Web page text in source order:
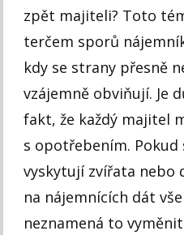
zpět majiteli? Toto
terčem sporů
kdy se strany přesně
vzájemně obviňují. Je
fakt, že každý majitel
s opotřebením.
vyskytují zvířata nebo
na nájemnících dát
neznamená to